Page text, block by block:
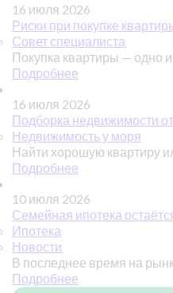
16 июля 2026
Риски при покупке
Совет специалиста
Покупка квартиры — одно
Подробнее
16 июля 2026
Подборка недвижимости
Недвижимость у моря
Найти хорошую квартиру
Подробнее
10 июля 2026
Семейная ипотека
Ипотека
Новости
В последнее время на
Подробнее